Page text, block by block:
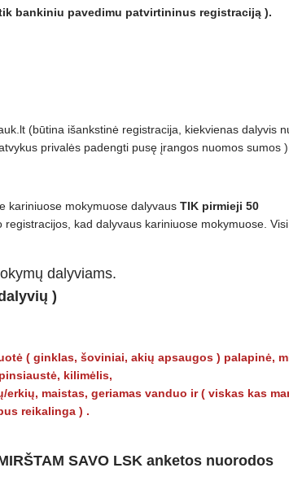
bankiniu pavedimu patvirtininus registraciją ).
(būtina išankstinė registracija, kiekvienas dalyvis
privalės padengti pusę įrangos nuomos sumos
kariniuose mokymuose dalyvaus TIK pirmieji 50
registracijos, kad dalyvaus kariniuose mokymuose.
dalyviams.
)
( ginklas, šoviniai, akių apsaugos ) palapinė,
kilimėlis,
maistas, geriamas vanduo ir ( viskas kas
reikalinga ) .
SAVO LSK anketos nuorodos